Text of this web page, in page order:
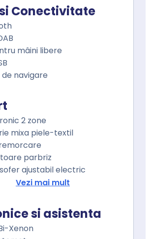
Conectivitate
mâini libere
navigare
2 zone
mixa piele-textil
parbriz
ajustabil electric
pasager ajustabil electric
scaun pasager
memorie
sport
Vezi mai mult
si asistenta
Xenon